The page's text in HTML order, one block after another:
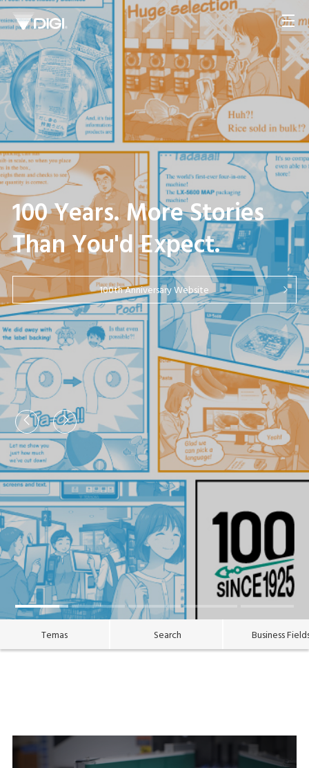
Resalta la presencia de tu
marca con señalización
digital en tus expositores
View More
Temas Search Business